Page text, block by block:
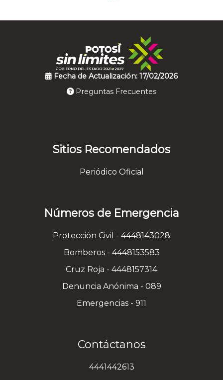
Fecha de Actualización: 17/02/2026
Preguntas Frecuentes
Sitios Recomendados
Periódico Oficial
Números de Emergencia
Protección Civil - 4448143028
Bomberos - 4448153583
Cruz Roja - 4448157314
Denuncia Anónima - 089
Emergencias - 911
Contáctanos
4441442613